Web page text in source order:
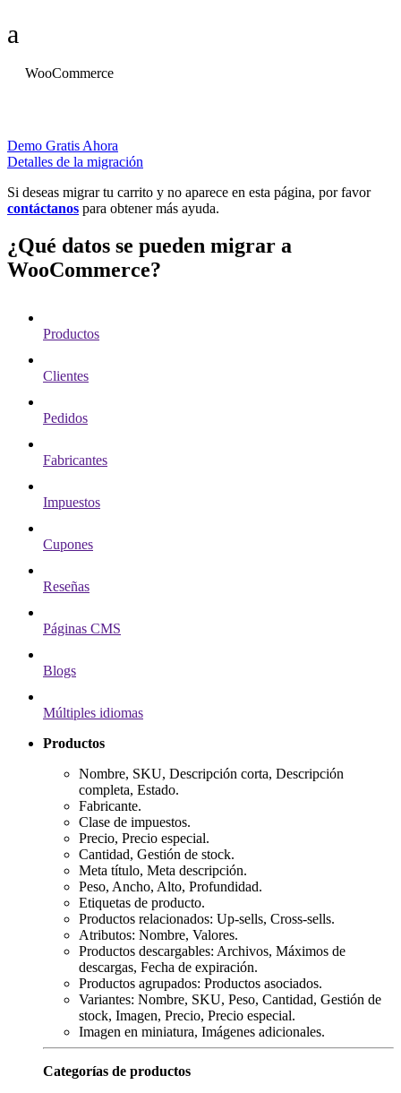
a
WooCommerce
Demo Gratis Ahora
Detalles de la migración
Si deseas migrar tu carrito y no aparece en esta página, por favor
contáctanos para obtener más ayuda.
¿Qué datos se pueden migrar a
WooCommerce?
Productos
Clientes
Pedidos
Fabricantes
Impuestos
Cupones
Reseñas
Páginas CMS
Blogs
Múltiples idiomas
Productos
Nombre, SKU, Descripción corta, Descripción
completa, Estado.
Fabricante.
Clase de impuestos.
Precio, Precio especial.
Cantidad, Gestión de stock.
Meta título, Meta descripción.
Peso, Ancho, Alto, Profundidad.
Etiquetas de producto.
Productos relacionados: Up-sells, Cross-sells.
Atributos: Nombre, Valores.
Productos descargables: Archivos, Máximos de
descargas, Fecha de expiración.
Productos agrupados: Productos asociados.
Variantes: Nombre, SKU, Peso, Cantidad, Gestión de
stock, Imagen, Precio, Precio especial.
Imagen en miniatura, Imágenes adicionales.
Categorías de productos